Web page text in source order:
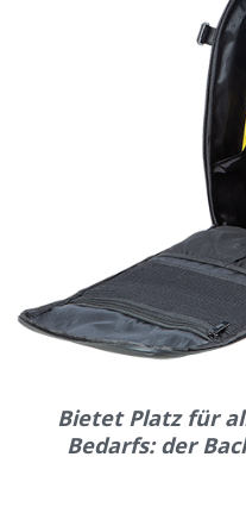
Bietet Platz für
Bedarfs: der